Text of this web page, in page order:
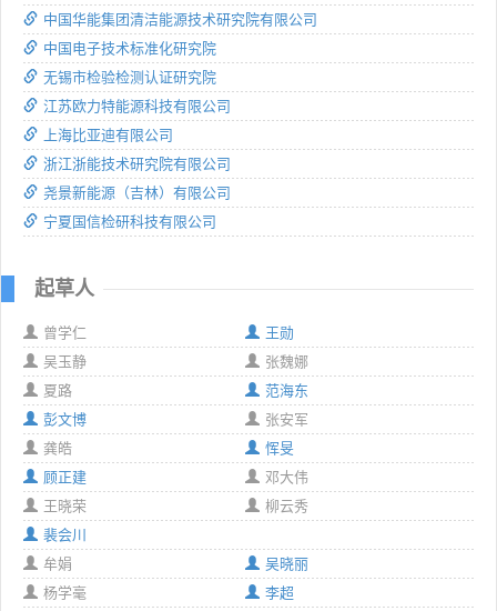
中国华能集团清洁能源技术研究院有限公司
中国电子技术标准化研究院
无锡市检验检测认证研究院
江苏欧力特能源科技有限公司
上海比亚迪有限公司
浙江浙能技术研究院有限公司
尧景新能源（吉林）有限公司
宁夏国信检研科技有限公司
起草人
曾学仁
王勋
吴玉静
张魏娜
夏路
范海东
彭文博
张安军
龚皓
恽旻
顾正建
邓大伟
王晓荣
柳云秀
裴会川
牟娟
吴晓丽
杨学毫
李超